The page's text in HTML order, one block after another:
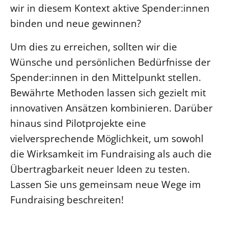
wir in diesem Kontext aktive Spender:innen
binden und neue gewinnen?
Um dies zu erreichen, sollten wir die
Wünsche und persönlichen Bedürfnisse der
Spender:innen in den Mittelpunkt stellen.
Bewährte Methoden lassen sich gezielt mit
innovativen Ansätzen kombinieren. Darüber
hinaus sind Pilotprojekte eine
vielversprechende Möglichkeit, um sowohl
die Wirksamkeit im Fundraising als auch die
Übertragbarkeit neuer Ideen zu testen.
Lassen Sie uns gemeinsam neue Wege im
Fundraising beschreiten!